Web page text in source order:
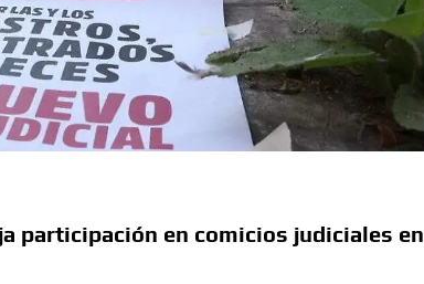
participación en comicios judiciales en